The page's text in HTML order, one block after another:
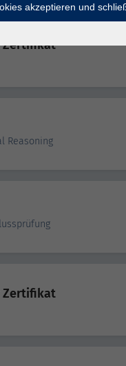
Zertifikat
Reasoning
Zertifikat
akzeptieren und